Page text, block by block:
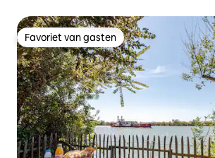
Favoriet van gasten
Favoriet van gasten